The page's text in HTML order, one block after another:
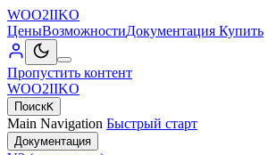
WOO2IIKO
ЦеныВозможностиДокументация Купить
Пропустить контент
WOO2IIKO
ПоискK
Main Navigation Быстрый старт
Документация